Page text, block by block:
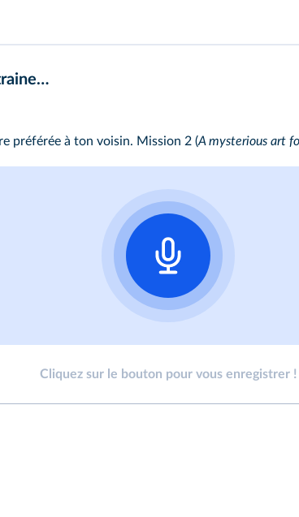
préférée à ton voisin. Mission 2 (A mysterious art
Cliquez sur le bouton pour vous enregistrer !